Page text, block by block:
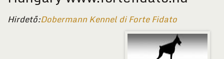
Hirdető:Dobermann Kennel di Forte Fidato